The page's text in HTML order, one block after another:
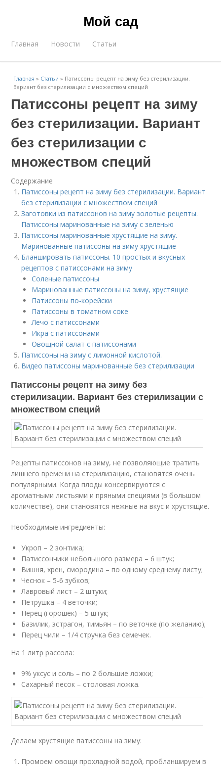
Мой сад
Главная Новости Статьи
Главная » Статьи » Патиссоны рецепт на зиму без стерилизации.
Вариант без стерилизации с множеством специй
Патиссоны рецепт на зиму
без стерилизации. Вариант
без стерилизации с
множеством специй
Содержание
Патиссоны рецепт на зиму без стерилизации. Вариант
без стерилизации с множеством специй
Заготовки из патиссонов на зиму золотые рецепты.
Патиссоны маринованные на зиму с зеленью
Патиссоны маринованные хрустящие на зиму.
Маринованные патиссоны на зиму хрустящие
Бланшировать патиссоны. 10 простых и вкусных
рецептов с патиссонами на зиму
Соленые патиссоны
Маринованные патиссоны на зиму, хрустящие
Патиссоны по-корейски
Патиссоны в томатном соке
Лечо с патиссонами
Икра с патиссонами
Овощной салат с патиссонами
Патиссоны на зиму с лимонной кислотой.
Видео патиссоны маринованные без стерилизации
Патиссоны рецепт на зиму без
стерилизации. Вариант без стерилизации с
множеством специй
Рецепты патиссонов на зиму, не позволяющие тратить
лишнего времени на стерилизацию, становятся очень
популярными. Когда плоды консервируются с
ароматными листьями и пряными специями (в большом
количестве), они становятся нежные на вкус и хрустящие.
Необходимые ингредиенты:
Укроп – 2 зонтика;
Патиссончики небольшого размера – 6 штук;
Вишня, хрен, смородина – по одному среднему листу;
Чеснок – 5-6 зубков;
Лавровый лист – 2 штуки;
Петрушка – 4 веточки;
Перец (горошек) – 5 штук;
Базилик, эстрагон, тимьян – по веточке (по желанию);
Перец чили – 1/4 стручка без семечек.
На 1 литр рассола:
9% уксус и соль – по 2 большие ложки;
Сахарный песок – столовая ложка.
Делаем хрустящие патиссоны на зиму:
Промоем овощи прохладной водой, пробланшируем в